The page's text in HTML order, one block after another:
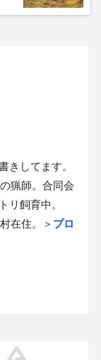
きしてます。
猟師。合同会
リ飼育中。
在住。＞ プロ